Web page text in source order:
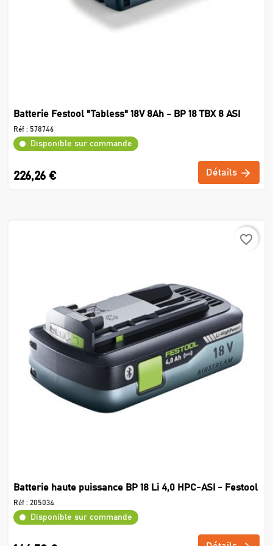
Batterie Festool "Tabless" 18V 8Ah - BP 18 TBX 8 ASI
Réf : 578746
Disponible sur commande
226,26 € Détails
favorite_border
Batterie haute puissance BP 18 Li 4,0 HPC-ASI - Festool
Réf : 205034
Disponible sur commande